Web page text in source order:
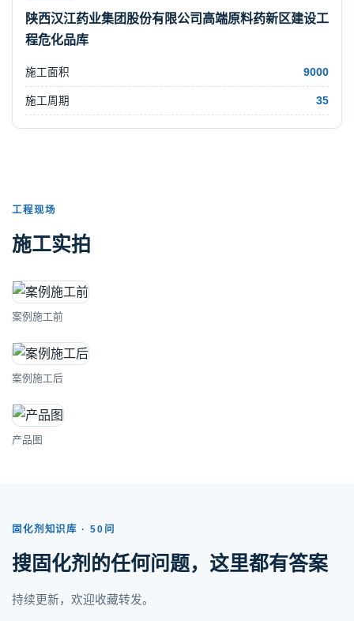
陕西汉江药业集团股份有限公司高端原料药新区建设工
程危化品库
施工面积 9000
施工周期 35
工程现场
施工实拍
案例施工前
案例施工后
产品图
固化剂知识库 · 50问
搜固化剂的任何问题，这里都有答案
持续更新，欢迎收藏转发。